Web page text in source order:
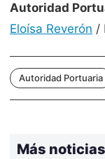
Autoridad
Eloísa Reverón /
Autoridad Portuaria
Más